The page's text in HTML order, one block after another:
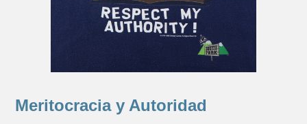
Meritocracia y Autoridad